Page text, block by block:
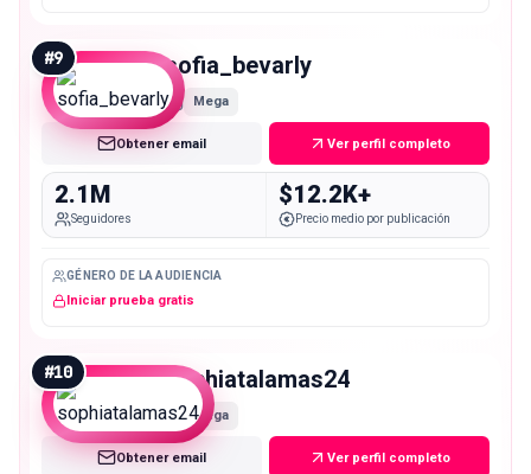
#9 sofia_bevarly
Mega
Obtener email Ver perfil completo
2.1M
Seguidores
$12.2K+
Precio medio por publicación
GÉNERO DE LA AUDIENCIA
Iniciar prueba gratis
#10 sophiatalamas24
Mega
Obtener email Ver perfil completo